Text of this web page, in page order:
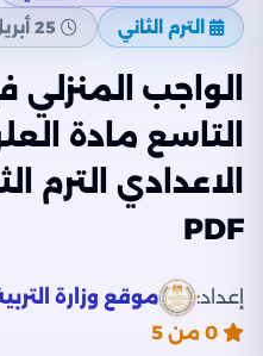
الترم الثاني
25 أبريل 2025
الواجب
التاسع مادة
PDF
إعداد: موقع وزارة
0 من 5